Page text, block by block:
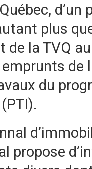
plus
de la TVQ
de
du
propose